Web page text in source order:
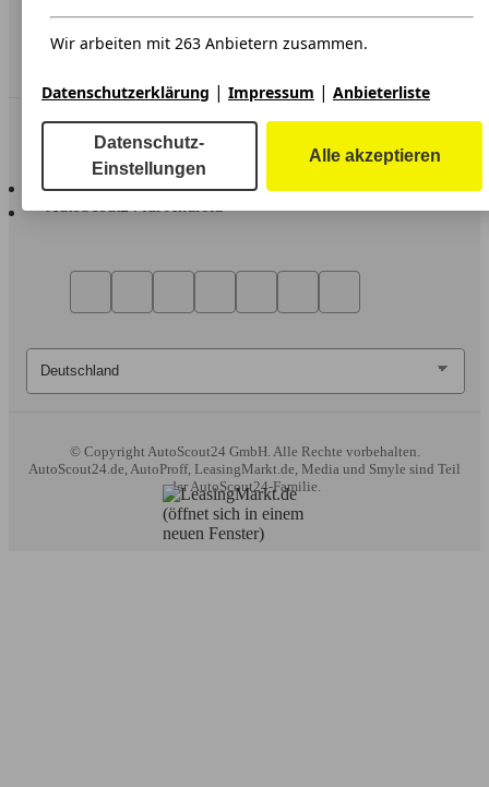
Service
In Verbindung bleiben
AutoScout24 für iOS
© Copyright AutoScout24 GmbH. Alle Rechte vorbehalten.
AutoScout24.de, AutoProff, LeasingMarkt.de, Media und Smyle sind Teil
der AutoScout24-Familie.
Wir arbeiten mit 263 Anbietern zusammen.
Datenschutzerklärung | Impressum | Anbieterliste
Datenschutz-
Einstellungen
Alle akzeptieren